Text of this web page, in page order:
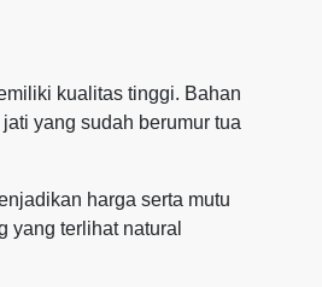
kualitas tinggi. Bahan
yang sudah berumur tua
harga serta mutu
yang terlihat natural